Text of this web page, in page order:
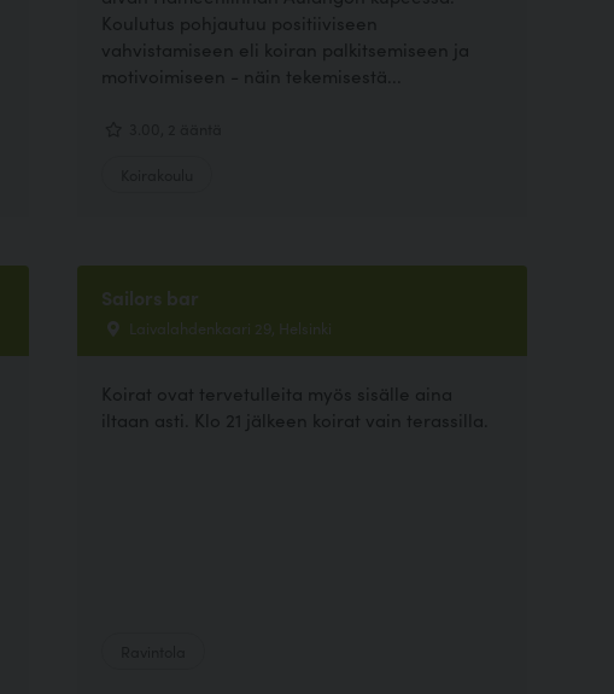
Koulutus pohjautuu positiiviseen
vahvistamiseen eli koiran palkitsemiseen ja
motivoimiseen - näin tekemisestä...
Sailors bar
Laivalahdenkaari 29, Helsinki
Koirat ovat tervetulleita myös sisälle aina
iltaan asti. Klo 21 jälkeen koirat vain terassilla.